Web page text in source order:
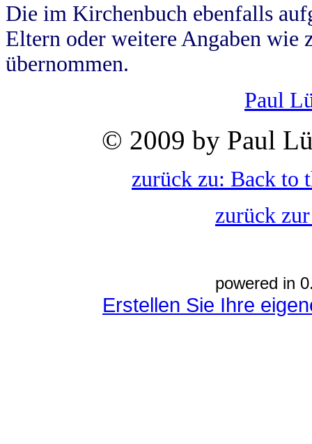
Die im Kirchenbuch ebenfalls
Eltern oder weitere Angaben wie
übernommen.
Paul
© 2009 by Paul
zurück zu: Back to
zurück
powered in
Erstellen Sie Ihre